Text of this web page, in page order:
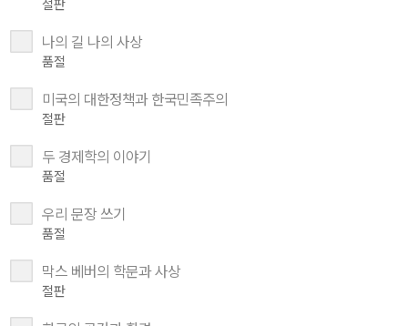
절판
나의 길 나의 사상
품절
미국의 대한정책과 한국민족주의
절판
두 경제학의 이야기
품절
우리 문장 쓰기
품절
막스 베버의 학문과 사상
절판